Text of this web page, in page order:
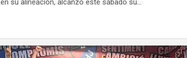
en su alineación, alcanzó este sábado su…